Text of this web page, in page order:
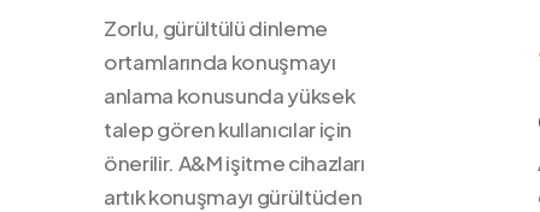
Zorlu, gürültülü dinleme
ortamlarında konuşmayı
anlama konusunda yüksek
talep gören kullanıcılar için
önerilir. A&M işitme cihazları
artık konuşmayı gürültüden